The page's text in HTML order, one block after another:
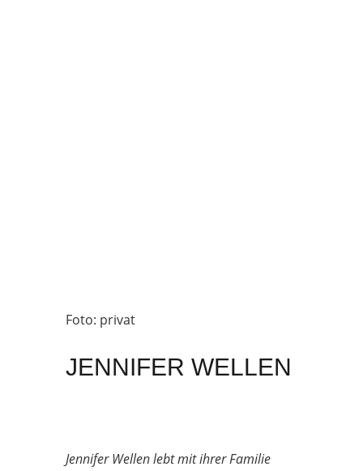
Foto: privat
JENNIFER WELLEN
Jennifer Wellen lebt mit ihrer Familie